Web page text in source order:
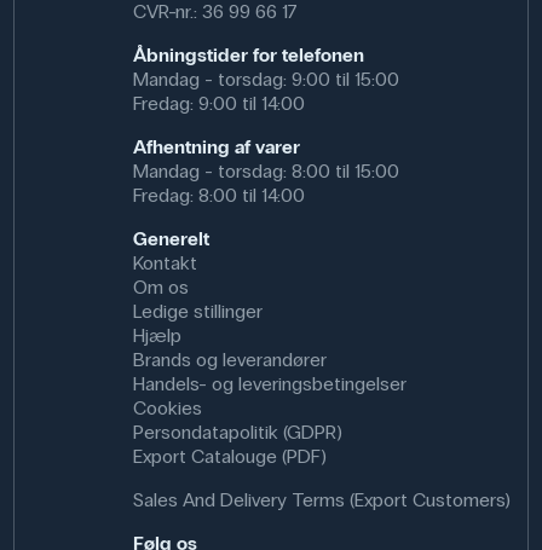
CVR-nr.: 36 99 66 17
Åbningstider for telefonen
Mandag - torsdag: 9:00 til 15:00
Fredag: 9:00 til 14:00
Afhentning af varer
Mandag - torsdag: 8:00 til 15:00
Fredag: 8:00 til 14:00
Generelt
Kontakt
Om os
Ledige stillinger
Hjælp
Brands og leverandører
Handels- og leveringsbetingelser
Cookies
Persondatapolitik (GDPR)
Export Catalouge (PDF)
Sales And Delivery Terms (Export Customers)
Følg os